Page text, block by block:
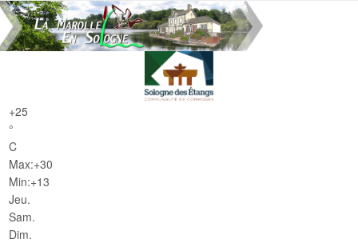
Passer
vers
le
+25
°
C
Max:+30
Min:+13
Jeu.
Sam.
Dim.